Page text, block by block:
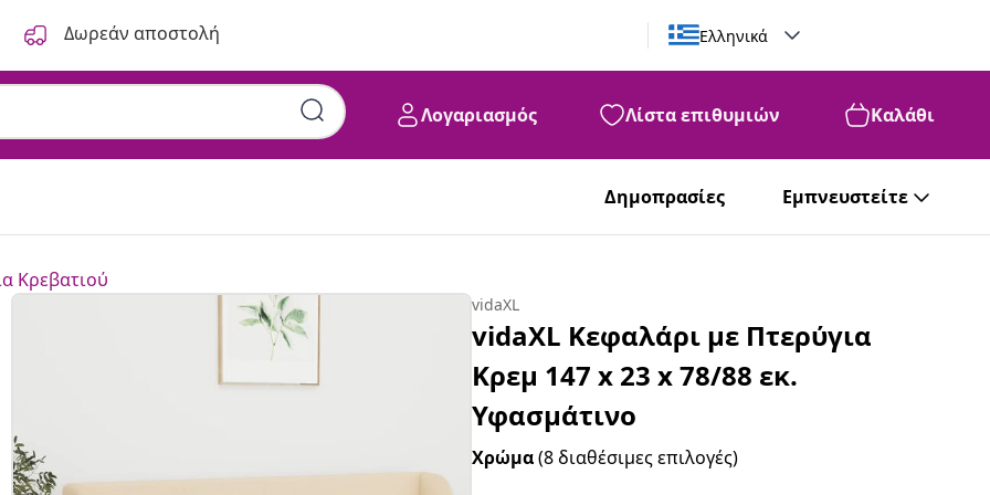
Δωρεάν αποστολή Ελληνικά
Λογαριασμός Λίστα επιθυμιών Καλάθι
Δημοπρασίες Εμπνευστείτε
Κρεβατιού
vidaXL
vidaXL Κεφαλάρι με Πτερύγια
Κρεμ 147 x 23 x 78/88 εκ.
Υφασμάτινο
Χρώμα(8 διαθέσιμες επιλογές)